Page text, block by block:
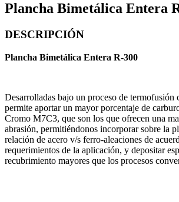
Plancha Bimetálica Entera
DESCRIPCIÓN
Plancha Bimetálica Entera R-300
Desarrolladas bajo un proceso de termofusión
permite aportar un mayor porcentaje de
Cromo M7C3, que son los que ofrecen una
abrasión, permitiéndonos incorporar sobre la
relación de acero v/s ferro-aleaciones de
requerimientos de la aplicación, y depositar
recubrimiento mayores que los procesos